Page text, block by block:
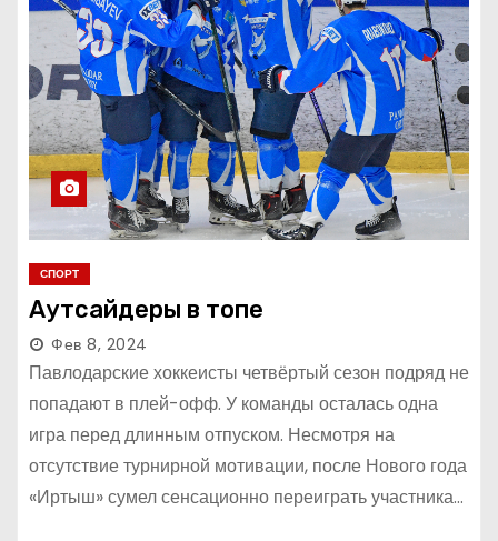
СПОРТ
Аутсайдеры в топе
Фев 8, 2024
Павлодарские хоккеисты четвёртый сезон подряд не
попадают в плей-офф. У команды осталась одна
игра перед длинным отпуском. Несмотря на
отсутствие турнирной мотивации, после Нового года
«Иртыш» сумел сенсационно переиграть участника…